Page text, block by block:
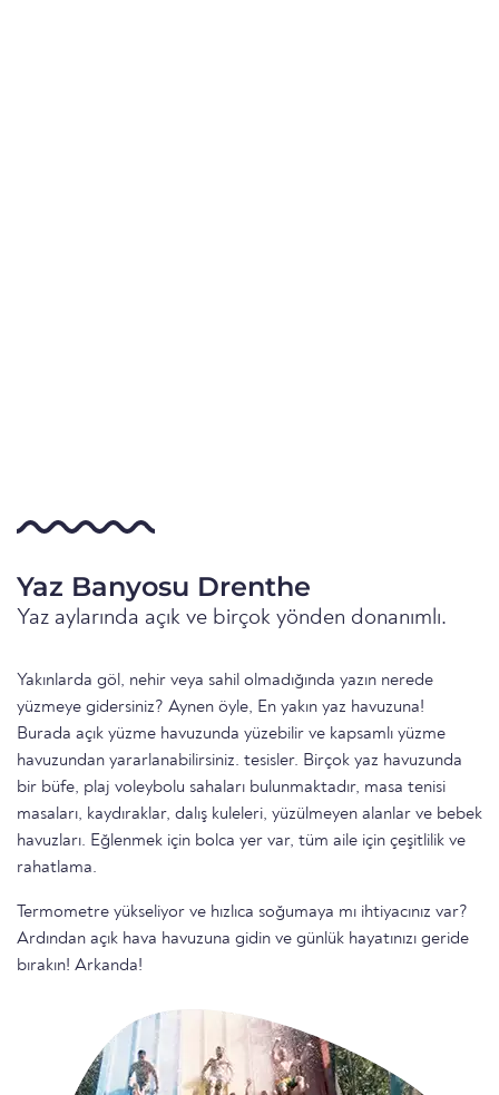
Yaz Banyosu Drenthe
Yaz aylarında açık ve birçok yönden donanımlı.
Yakınlarda göl, nehir veya sahil olmadığında yazın nerede
yüzmeye gidersiniz? Aynen öyle, En yakın yaz havuzuna!
Burada açık yüzme havuzunda yüzebilir ve kapsamlı yüzme
havuzundan yararlanabilirsiniz. tesisler. Birçok yaz havuzunda
bir büfe, plaj voleybolu sahaları bulunmaktadır, masa tenisi
masaları, kaydıraklar, dalış kuleleri, yüzülmeyen alanlar ve bebek
havuzları. Eğlenmek için bolca yer var, tüm aile için çeşitlilik ve
rahatlama.
Termometre yükseliyor ve hızlıca soğumaya mı ihtiyacınız var?
Ardından açık hava havuzuna gidin ve günlük hayatınızı geride
bırakın! Arkanda!